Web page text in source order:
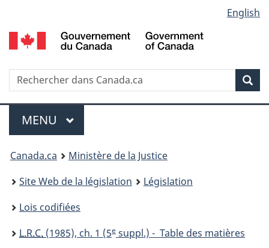
au
contenu
propos
de
la
HTML
simplifiée
selection
English
Recherche
Menu
MENU PRINCIPAL
You
are
here:
Canada.ca
Ministère de la Justice
Site Web de la législation
Législation
Lois codifiées
L.R.C. (1985), ch. 1 (5e suppl.) - Table des matières